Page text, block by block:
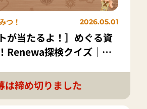
つ！ 2026.05.01
が当たるよ！］めぐる資
Renewa探検クイズ｜第2
は締め切りました